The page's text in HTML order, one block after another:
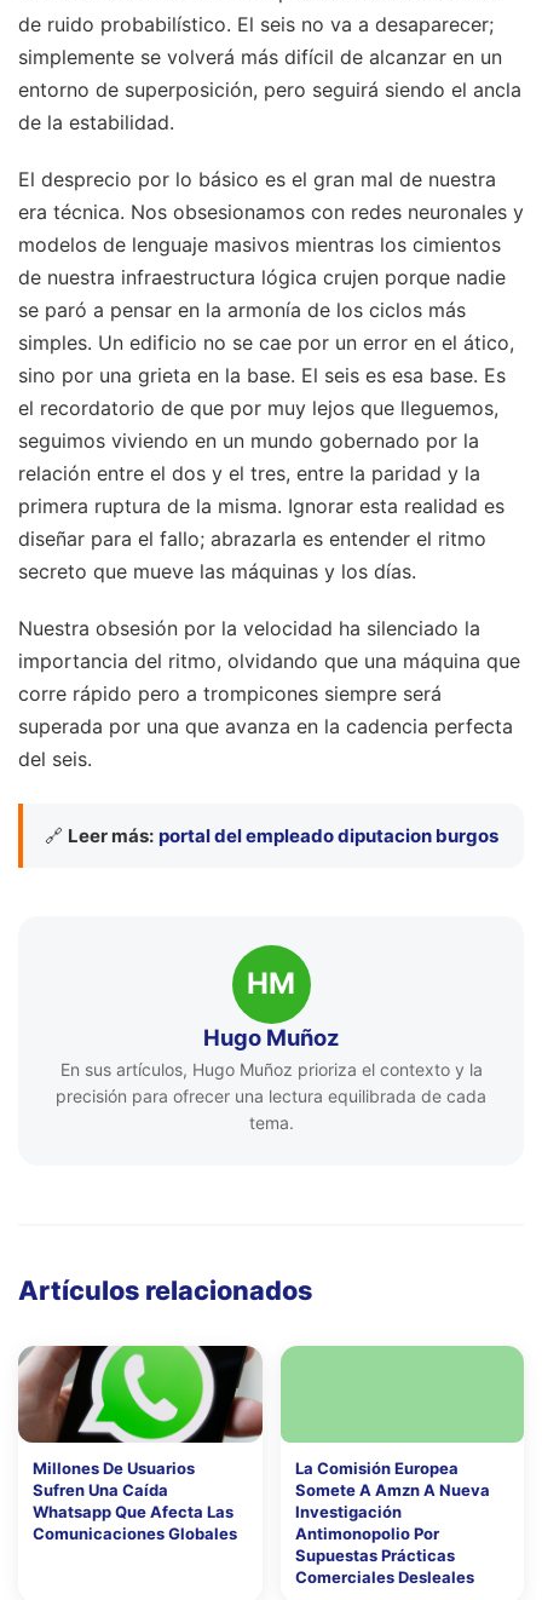
de ruido probabilístico. El seis no va a desaparecer;
simplemente se volverá más difícil de alcanzar en un
entorno de superposición, pero seguirá siendo el ancla
de la estabilidad.
El desprecio por lo básico es el gran mal de nuestra
era técnica. Nos obsesionamos con redes neuronales y
modelos de lenguaje masivos mientras los cimientos
de nuestra infraestructura lógica crujen porque nadie
se paró a pensar en la armonía de los ciclos más
simples. Un edificio no se cae por un error en el ático,
sino por una grieta en la base. El seis es esa base. Es
el recordatorio de que por muy lejos que lleguemos,
seguimos viviendo en un mundo gobernado por la
relación entre el dos y el tres, entre la paridad y la
primera ruptura de la misma. Ignorar esta realidad es
diseñar para el fallo; abrazarla es entender el ritmo
secreto que mueve las máquinas y los días.
Nuestra obsesión por la velocidad ha silenciado la
importancia del ritmo, olvidando que una máquina que
corre rápido pero a trompicones siempre será
superada por una que avanza en la cadencia perfecta
del seis.
🔗 Leer más: portal del empleado diputacion burgos
HM
Hugo Muñoz
En sus artículos, Hugo Muñoz prioriza el contexto y la
precisión para ofrecer una lectura equilibrada de cada
tema.
Artículos relacionados
Millones De Usuarios
Sufren Una Caída
Whatsapp Que Afecta Las
Comunicaciones Globales
La Comisión Europea
Somete A Amzn A Nueva
Investigación
Antimonopolio Por
Supuestas Prácticas
Comerciales Desleales